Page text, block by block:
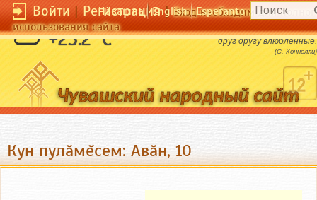
Войти|Регистрация|Вход необходим для
использования сайта
Чӑвашла English Esperanto
+25.2 °C
Нет оли сильнее, чем та, что причиняют
друг другу влюбленные.
(С. Коннолли)
Кун пулăмĕсем: Авăн, 10